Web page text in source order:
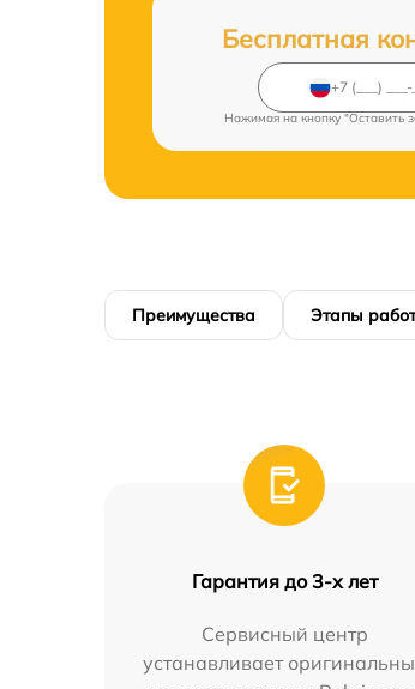
Бесплатная
Нажимая на кнопку "Оставить
Преимущества Этапы работ
Гарантия до 3-х лет
Сервисный центр
устанавливает